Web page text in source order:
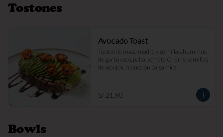
Tostones
Avocado Toast
Tostón de masa madre y semillas, hummus
de garbanzos, palta, tomate Cherry, semillas
de ajonjolí, reducción balsámica.
S/ 21.90
Bowls